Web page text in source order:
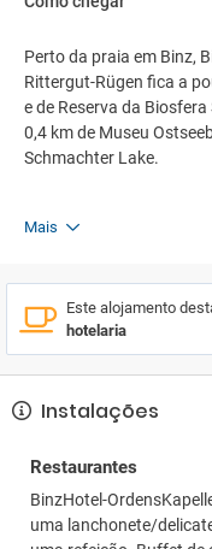
Perto da praia em Binz,
Rittergut-Rügen fica a
e de Reserva da
0,4 km de Museu
Schmachter Lake.
Mais
Este alojamento
hotelaria
Instalações
Restaurantes
BinzHotel-
uma lanchonete/